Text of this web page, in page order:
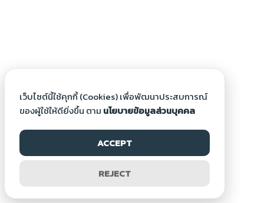
เว็บไซต์นี้ใช้คุกกี้ (Cookies) เพื่อพัฒนาประสบการณ์
ของผู้ใช้ให้ดียิ่งขึ้น ตาม นโยบายข้อมูลส่วนบุคคล
ACCEPT
REJECT